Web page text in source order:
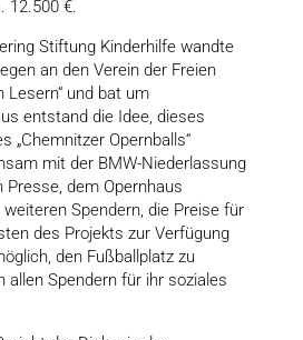
12.500 €.
Stiftung Kinderhilfe wandte
an den Verein der Freien
Lesern“ und bat um
entstand die Idee, dieses
„Chemnitzer Opernballs“
mit der BMW-Niederlassung
Presse, dem Opernhaus
Spendern, die Preise für
des Projekts zur Verfügung
den Fußballplatz zu
allen Spendern für ihr soziales